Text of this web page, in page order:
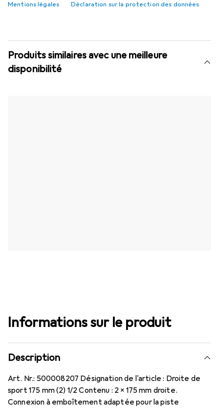
Mentions légales Déclaration sur la protection des données
Produits similaires avec une meilleure
disponibilité
Informations sur le produit
Description
Art. Nr.: 500008207 Désignation de l'article : Droite de
sport 175 mm (2) 1/2 Contenu : 2 x 175 mm droite.
Connexion à emboîtement adaptée pour la piste